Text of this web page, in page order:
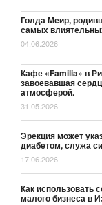
Голда Меир,
самых
04.06.2026
Кафе «Familia» в
завоевавшая
атмосферой.
31.05.2026
Эрекция может
диабетом, служа
17.06.2026
Как использовать
малого бизнеса в